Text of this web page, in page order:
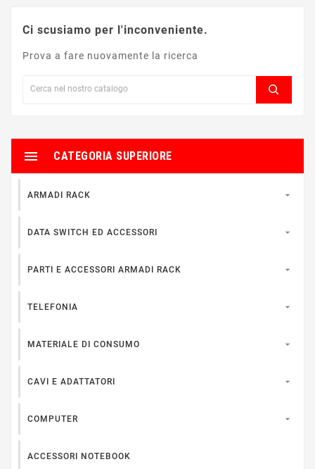
Ci scusiamo per l'inconveniente.
Prova a fare nuovamente la ricerca
CATEGORIA SUPERIORE

ARMADI RACK 
DATA SWITCH ED ACCESSORI 
PARTI E ACCESSORI ARMADI RACK 
TELEFONIA 
MATERIALE DI CONSUMO 
CAVI E ADATTATORI 
COMPUTER 
ACCESSORI NOTEBOOK